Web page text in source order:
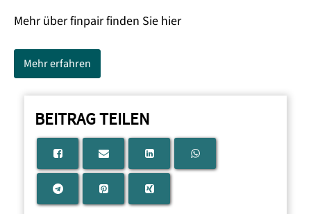
Mehr über finpair finden Sie hier
Mehr erfahren
BEITRAG TEILEN